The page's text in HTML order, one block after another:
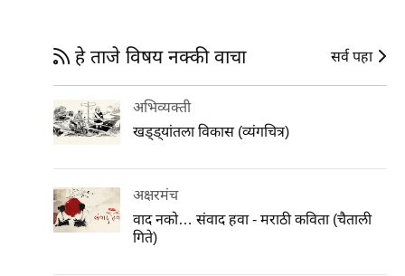
हे ताजे विषय नक्की वाचा सर्व पहा
अभिव्यक्ती
खड्ड्यांतला विकास (व्यंगचित्र)
अक्षरमंच
वाद नको… संवाद हवा - मराठी कविता (चैताली
गिते)